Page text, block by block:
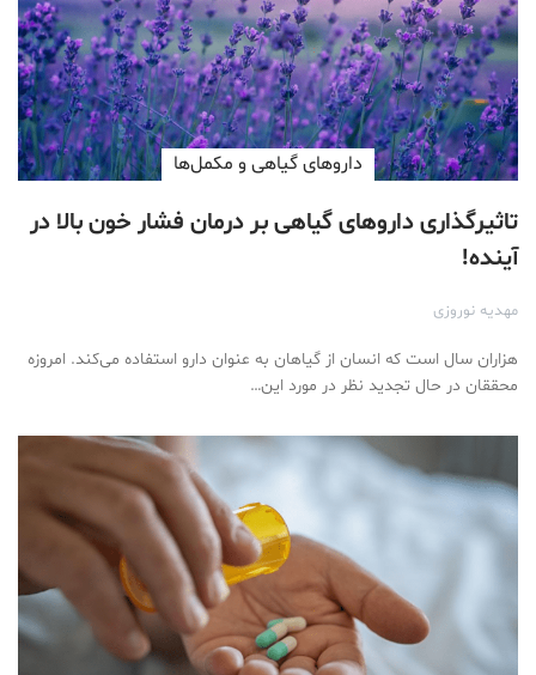
داروهای گیاهی و مکمل‌ها
تاثیرگذاری داروهای گیاهی بر درمان فشار خون بالا در
آینده!
مهدیه نوروزی
هزاران سال است که انسان‌ از گیاهان به عنوان دارو استفاده می‌کند. امروزه
محققان در حال تجدید نظر در مورد این…